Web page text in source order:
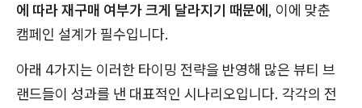
에 따라 재구매 여부가 크게 달라지기 때문에, 이에 맞춘
캠페인 설계가 필수입니다.
아래 4가지는 이러한 타이밍 전략을 반영해 많은 뷰티 브
랜드들이 성과를 낸 대표적인 시나리오입니다. 각각의 전